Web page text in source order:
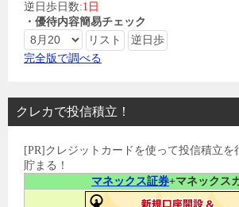
逆日歩日数:1日
・優待内容簡易チェック
完全版で調べる
クレカで投信積立！
[PR]クレジットカードを使って投信積立を
貯まる！
マネックス証券+マネックス